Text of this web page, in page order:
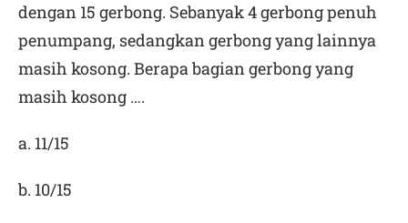
dengan 15 gerbong. Sebanyak 4 gerbong penuh
penumpang, sedangkan gerbong yang lainnya
masih kosong. Berapa bagian gerbong yang
masih kosong ….
a. 11/15
b. 10/15